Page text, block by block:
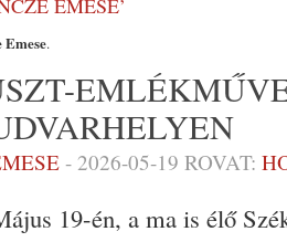
EMESE’
Emese.
- 2026-05-19 ROVAT:
19-én, a ma is élő